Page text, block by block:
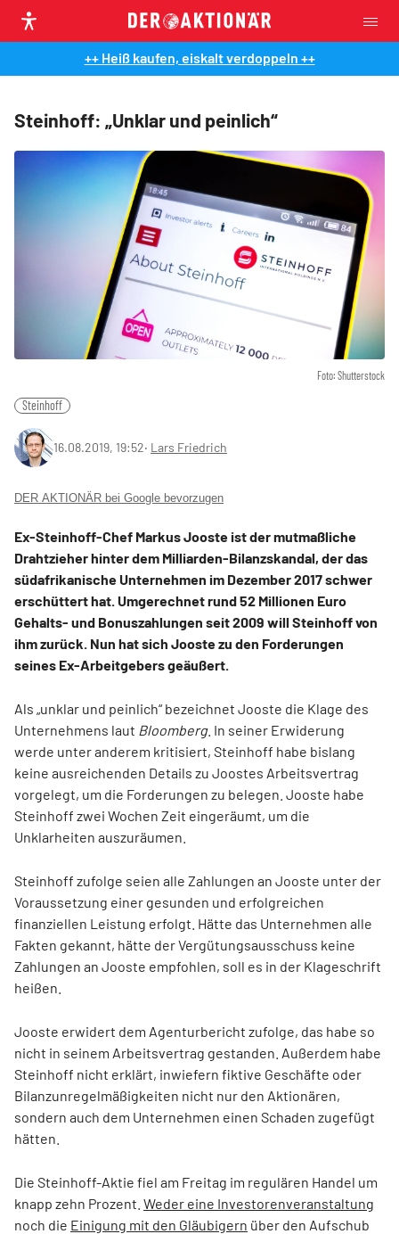
++ Heiß kaufen, eiskalt verdoppeln ++
Steinhoff: „Unklar und peinlich“
Foto: Shutterstock
Steinhoff
16.08.2019, 19:52‧ Lars Friedrich
DER AKTIONÄR bei Google bevorzugen
Ex-Steinhoff-Chef Markus Jooste ist der mutmaßliche
Drahtzieher hinter dem Milliarden-Bilanzskandal, der das
südafrikanische Unternehmen im Dezember 2017 schwer
erschüttert hat. Umgerechnet rund 52 Millionen Euro
Gehalts- und Bonuszahlungen seit 2009 will Steinhoff von
ihm zurück. Nun hat sich Jooste zu den Forderungen
seines Ex-Arbeitgebers geäußert.
Als „unklar und peinlich“ bezeichnet Jooste die Klage des
Unternehmens laut Bloomberg. In seiner Erwiderung
werde unter anderem kritisiert, Steinhoff habe bislang
keine ausreichenden Details zu Joostes Arbeitsvertrag
vorgelegt, um die Forderungen zu belegen. Jooste habe
Steinhoff zwei Wochen Zeit eingeräumt, um die
Unklarheiten auszuräumen.
Steinhoff zufolge seien alle Zahlungen an Jooste unter der
Voraussetzung einer gesunden und erfolgreichen
finanziellen Leistung erfolgt. Hätte das Unternehmen alle
Fakten gekannt, hätte der Vergütungsausschuss keine
Zahlungen an Jooste empfohlen, soll es in der Klageschrift
heißen.
Jooste erwidert dem Agenturbericht zufolge, das habe so
nicht in seinem Arbeitsvertrag gestanden. Außerdem habe
Steinhoff nicht erklärt, inwiefern fiktive Geschäfte oder
Bilanzunregelmäßigkeiten nicht nur den Aktionären,
sondern auch dem Unternehmen einen Schaden zugefügt
hätten.
Die Steinhoff-Aktie fiel am Freitag im regulären Handel um
knapp zehn Prozent. Weder eine Investorenveranstaltung
noch die Einigung mit den Gläubigern über den Aufschub